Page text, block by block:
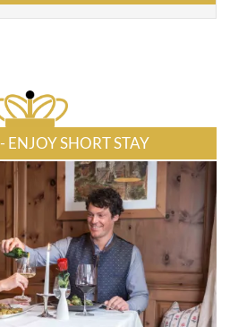
SHORT STAY